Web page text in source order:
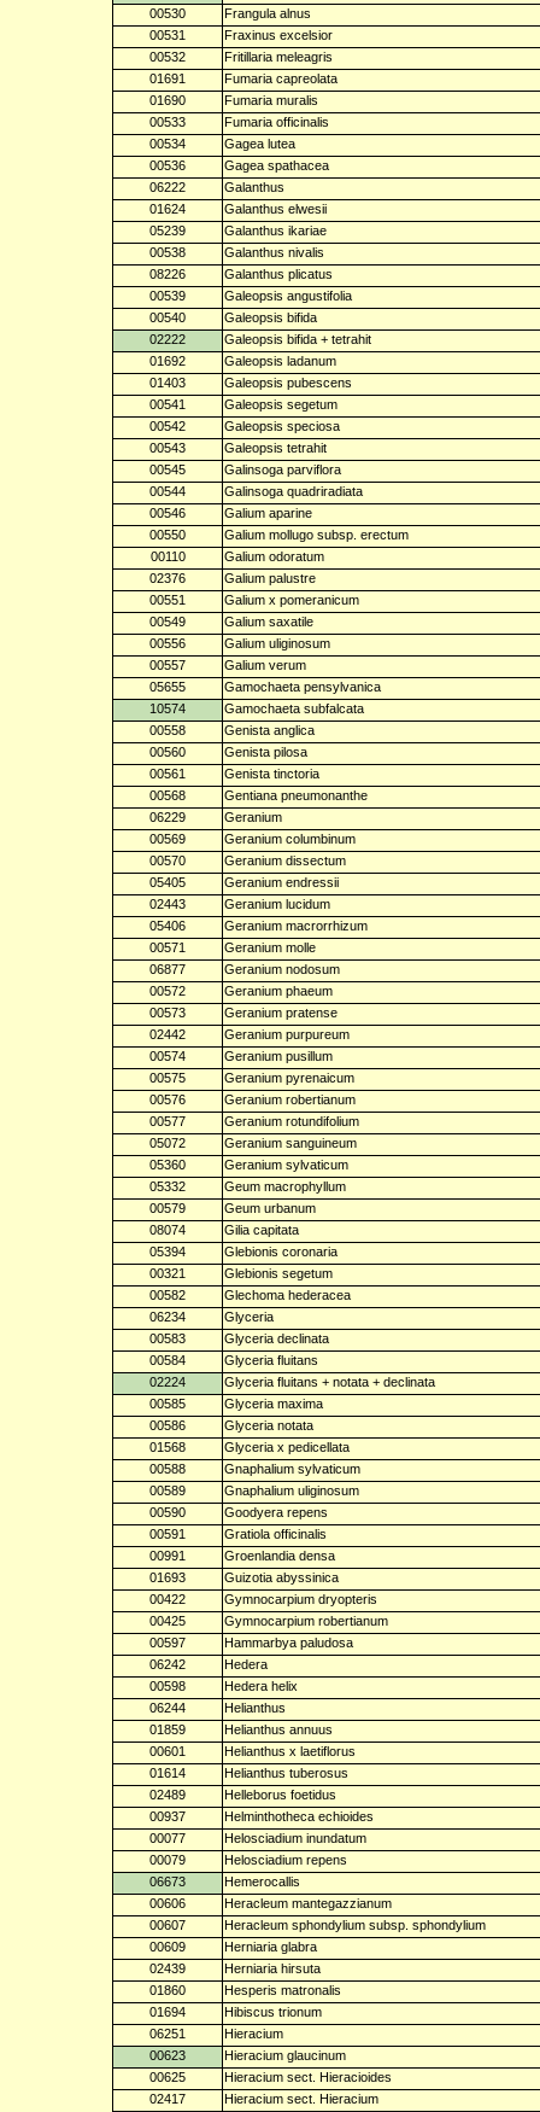
00530
Frangula alnus
00531
Fraxinus excelsior
00532
Fritillaria meleagris
01691
Fumaria capreolata
01690
Fumaria muralis
00533
Fumaria officinalis
00534
Gagea lutea
00536
Gagea spathacea
06222
Galanthus
01624
Galanthus elwesii
05239
Galanthus ikariae
00538
Galanthus nivalis
08226
Galanthus plicatus
00539
Galeopsis angustifolia
00540
Galeopsis bifida
02222
Galeopsis bifida + tetrahit
01692
Galeopsis ladanum
01403
Galeopsis pubescens
00541
Galeopsis segetum
00542
Galeopsis speciosa
00543
Galeopsis tetrahit
00545
Galinsoga parviflora
00544
Galinsoga quadriradiata
00546
Galium aparine
00550
Galium mollugo subsp. erectum
00110
Galium odoratum
02376
Galium palustre
00551
Galium x pomeranicum
00549
Galium saxatile
00556
Galium uliginosum
00557
Galium verum
05655
Gamochaeta pensylvanica
10574
Gamochaeta subfalcata
00558
Genista anglica
00560
Genista pilosa
00561
Genista tinctoria
00568
Gentiana pneumonanthe
06229
Geranium
00569
Geranium columbinum
00570
Geranium dissectum
05405
Geranium endressii
02443
Geranium lucidum
05406
Geranium macrorrhizum
00571
Geranium molle
06877
Geranium nodosum
00572
Geranium phaeum
00573
Geranium pratense
02442
Geranium purpureum
00574
Geranium pusillum
00575
Geranium pyrenaicum
00576
Geranium robertianum
00577
Geranium rotundifolium
05072
Geranium sanguineum
05360
Geranium sylvaticum
05332
Geum macrophyllum
00579
Geum urbanum
08074
Gilia capitata
05394
Glebionis coronaria
00321
Glebionis segetum
00582
Glechoma hederacea
06234
Glyceria
00583
Glyceria declinata
00584
Glyceria fluitans
02224
Glyceria fluitans + notata + declinata
00585
Glyceria maxima
00586
Glyceria notata
01568
Glyceria x pedicellata
00588
Gnaphalium sylvaticum
00589
Gnaphalium uliginosum
00590
Goodyera repens
00591
Gratiola officinalis
00991
Groenlandia densa
01693
Guizotia abyssinica
00422
Gymnocarpium dryopteris
00425
Gymnocarpium robertianum
00597
Hammarbya paludosa
06242
Hedera
00598
Hedera helix
06244
Helianthus
01859
Helianthus annuus
00601
Helianthus x laetiflorus
01614
Helianthus tuberosus
02489
Helleborus foetidus
00937
Helminthotheca echioides
00077
Helosciadium inundatum
00079
Helosciadium repens
06673
Hemerocallis
00606
Heracleum mantegazzianum
00607
Heracleum sphondylium subsp. sphondylium
00609
Herniaria glabra
02439
Herniaria hirsuta
01860
Hesperis matronalis
01694
Hibiscus trionum
06251
Hieracium
00623
Hieracium glaucinum
00625
Hieracium sect. Hieracioides
02417
Hieracium sect. Hieracium